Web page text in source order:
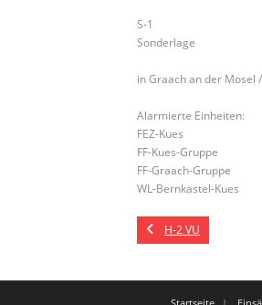
S-1
Sonderlage
in Graach an der Mosel
Alarmierte Einheiten:
FEZ-Kues
FF-Kues-Gruppe
FF-Graach-Gruppe
WL-Bernkastel-Kues
H-2 VU